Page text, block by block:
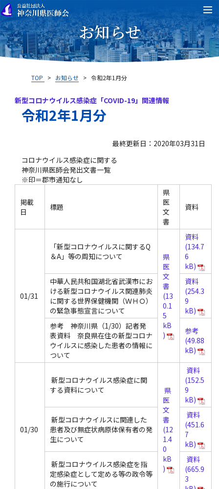
お知らせ
TOP > お知らせ >令和2年1月分
新型コロナウイルス感染症「COVID-19」関連情報
令和2年1月分
最終更新日：2020年03月31日
コロナウイルス感染症に関する
神奈川県医師会発出文書一覧
※印＝郡市通知なし
掲載
日
標題
県
医
文
書
資料
01/31
「新型コロナウイルスに関するQ
＆A」等の周知について
県
医
文
書
資料
中華人民共和国湖北省武漢市にお
ける新型コロナウイルス関連肺炎
に関する世界保健機関（ＷＨＯ）
の緊急事態宣言について
資料
参考 神奈川県（1/30）記者発
表資料 奈良県在住の新型コロナ
ウイルスに感染した患者の情報に
ついて
参考
01/30
新型コロナウイルス感染症に関
する資料について
県
医
文
書
資料
新型コロナウイルスに関連した
患者及び無症状病原体保有者の発
生について
資料
新型コロナウイルス感染症を指
定感染症として定める等の政令等
の施行について
資料